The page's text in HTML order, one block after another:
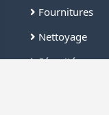
Fournitures
Nettoyage
Sécurité